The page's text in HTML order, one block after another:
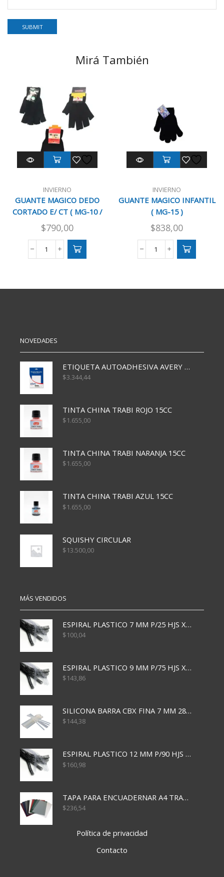
Mirá También
INVIERNO
GUANTE MAGICO DEDO
CORTADO E/ CT ( MG-10 /
6471 )
$790,00
GUANTE
E/
/
cantidad
INVIERNO
GUANTE MAGICO INFANTIL
( MG-15 )
$838,00
GUANTE
MG-
NOVEDADES
ETIQUETA AUTOADHESIVA AVERY 3026 30H 20 X 70
$3.344,44
TINTA CHINA TRABI ROJO 15CC
$1.655,00
TINTA CHINA TRABI NARANJA 15CC
$1.655,00
TINTA CHINA TRABI AZUL 15CC
$1.655,00
SQUISHY CIRCULAR
$13.500,00
MÁS VENDIDOS
ESPIRAL PLASTICO 7 MM P/25 HJS X50x3000
$100,04
ESPIRAL PLASTICO 9 MM P/75 HJS X50X2400
$143,86
SILICONA BARRA CBX FINA 7 MM 28 CM
$144,38
ESPIRAL PLASTICO 12 MM P/90 HJS X50X1500
$160,98
TAPA PARA ENCUADERNAR A4 TRANSP x50x500
$236,54
Política de privacidad
Contacto